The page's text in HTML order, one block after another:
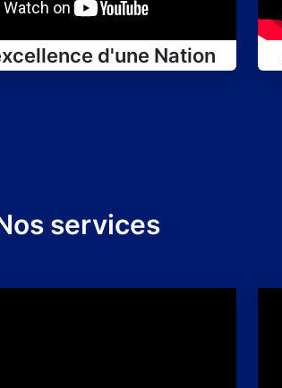
d'une Nation
services